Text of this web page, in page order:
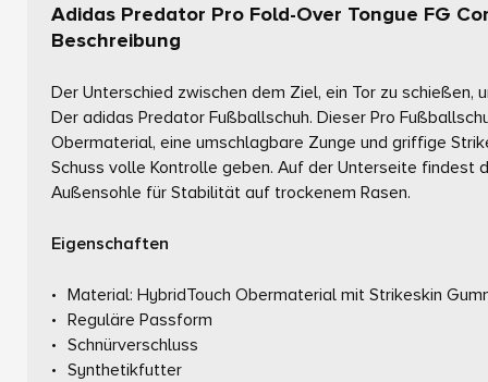
Adidas Predator Pro Fold-Over Tongue FG
Beschreibung
Der Unterschied zwischen dem Ziel, ein Tor zu
Der adidas Predator Fußballschuh. Dieser Pro
Obermaterial, eine umschlagbare Zunge und griffige
Schuss volle Kontrolle geben. Auf der Unterseite findest
Außensohle für Stabilität auf trockenem Rasen.
Eigenschaften
Material: HybridTouch Obermaterial mit Strikeskin
Reguläre Passform
Schnürverschluss
Synthetikfutter